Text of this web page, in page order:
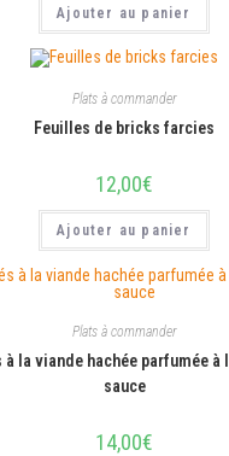
Ajouter au panier
Plats à commander
Feuilles de bricks farcies
12,00€
Ajouter au panier
Plats à commander
à la viande hachée parfumée à
sauce
14,00€